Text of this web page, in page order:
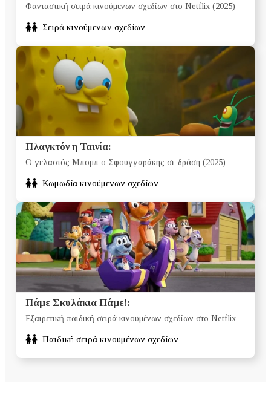
Φανταστική σειρά κινούμενων σχεδίων στο Netflix (2025)
Σειρά κινούμενων σχεδίων
Πλαγκτόν η Ταινία:
Ο γελαστός Μπομπ ο Σφουγγαράκης σε δράση (2025)
Κωμωδία κινούμενων σχεδίων
Πάμε Σκυλάκια Πάμε!:
Εξαιρετική παιδική σειρά κινουμένων σχεδίων στο Netflix
Παιδική σειρά κινουμένων σχεδίων